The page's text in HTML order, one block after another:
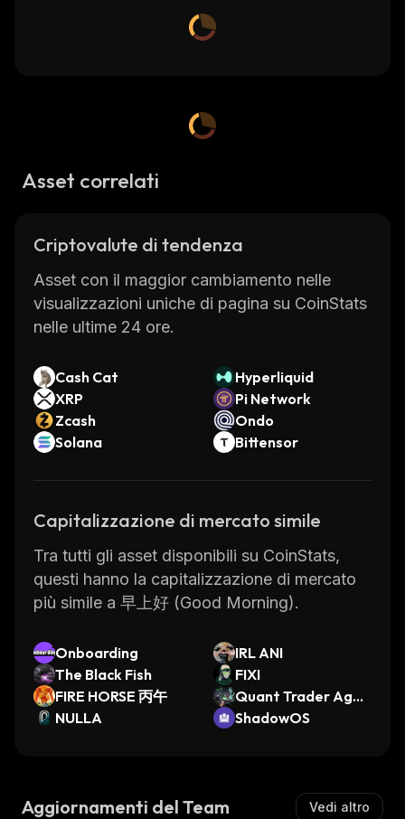
Asset correlati
Criptovalute di tendenza
Asset con il maggior cambiamento nelle
visualizzazioni uniche di pagina su CoinStats
nelle ultime 24 ore.
Cash Cat
Hyperliquid
XRP
Pi Network
Zcash
Ondo
Solana
Bittensor
Capitalizzazione di mercato simile
Tra tutti gli asset disponibili su CoinStats,
questi hanno la capitalizzazione di mercato
più simile a 早上好 (Good Morning).
Onboarding
IRL ANI
The Black Fish
FIXI
FIRE HORSE 丙午
Quant Trader Agen
t
NULLA ShadowOS
Aggiornamenti del Team Vedi altro